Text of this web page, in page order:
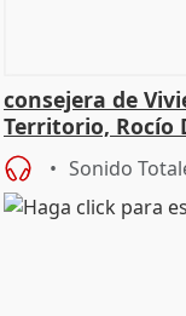
consejera de
Territorio, Rocío
Sonido